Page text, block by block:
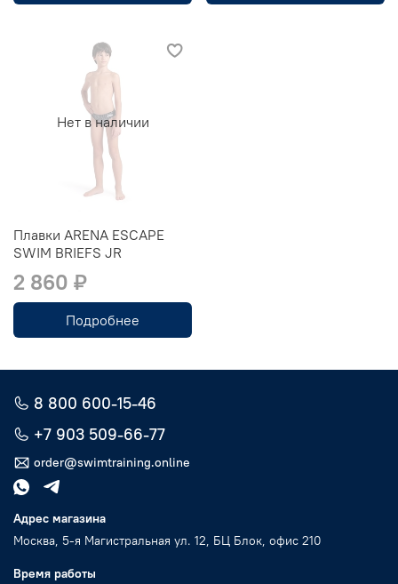
Нет в наличии
Плавки ARENA ESCAPE
SWIM BRIEFS JR
2 860 ₽
Подробнее
8 800 600-15-46
+7 903 509-66-77
order@swimtraining.online
Адрес магазина
Москва, 5-я Магистральная ул. 12, БЦ Блок, офис 210
Время работы